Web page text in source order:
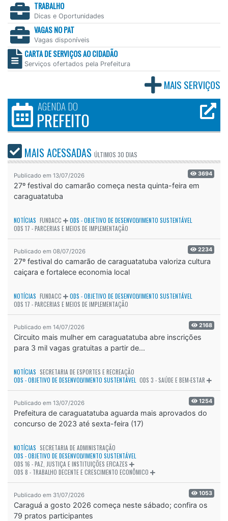
TRABALHO
Dicas e Oportunidades
VAGAS NO PAT
Vagas disponíveis
CARTA DE SERVIÇOS AO CIDADÃO
Serviços ofertados pela Prefeitura
MAIS SERVIÇOS
AGENDA DO
PREFEITO
MAIS ACESSADAS ÚLTIMOS 30 DIAS
Publicado em 13/07/2026 3694
27º festival do camarão começa nesta quinta-feira em
caraguatatuba
NOTÍCIAS FUNDACC
ODS - OBJETIVO DE DESENVOLVIMENTO SUSTENTÁVEL
ODS 17 - PARCERIAS E MEIOS DE IMPLEMENTAÇÃO
Publicado em 08/07/2026 2234
27º festival do camarão de caraguatatuba valoriza cultura
caiçara e fortalece economia local
NOTÍCIAS FUNDACC
ODS - OBJETIVO DE DESENVOLVIMENTO SUSTENTÁVEL
ODS 17 - PARCERIAS E MEIOS DE IMPLEMENTAÇÃO
Publicado em 14/07/2026 2168
Circuito mais mulher em caraguatatuba abre inscrições
para 3 mil vagas gratuitas a partir de...
NOTÍCIAS SECRETARIA DE ESPORTES E RECREAÇÃO
ODS - OBJETIVO DE DESENVOLVIMENTO SUSTENTÁVEL ODS 3 - SAÚDE E BEM-ESTAR
Publicado em 13/07/2026 1254
Prefeitura de caraguatatuba aguarda mais aprovados do
concurso de 2023 até sexta-feira (17)
NOTÍCIAS SECRETARIA DE ADMINISTRAÇÃO
ODS - OBJETIVO DE DESENVOLVIMENTO SUSTENTÁVEL
ODS 16 - PAZ, JUSTIÇA E INSTITUIÇÕES EFICAZES
ODS 8 - TRABALHO DECENTE E CRESCIMENTO ECONÔMICO
Publicado em 31/07/2026 1053
Caraguá a gosto 2026 começa neste sábado; confira os
79 pratos participantes